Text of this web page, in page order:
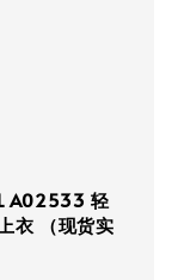
A02533 轻
衣 （现货实